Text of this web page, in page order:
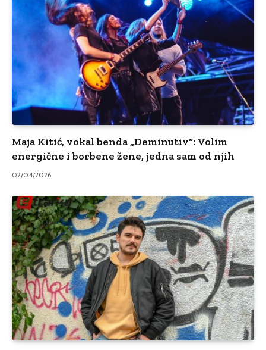
Maja Kitić, vokal benda „Deminutiv“: Volim
energične i borbene žene, jedna sam od njih
02/04/2026